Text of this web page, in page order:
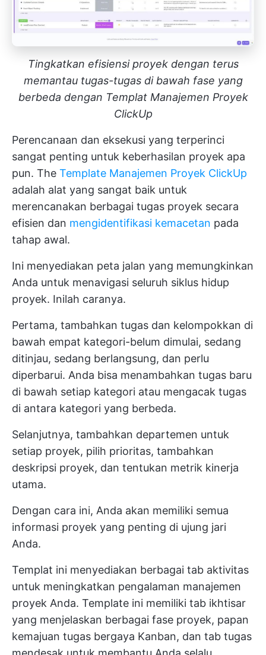
Tingkatkan efisiensi proyek dengan terus
memantau tugas-tugas di bawah fase yang
berbeda dengan Templat Manajemen Proyek
ClickUp
Perencanaan dan eksekusi yang terperinci
sangat penting untuk keberhasilan proyek apa
pun. The Template Manajemen Proyek ClickUp
adalah alat yang sangat baik untuk
merencanakan berbagai tugas proyek secara
efisien dan mengidentifikasi kemacetan pada
tahap awal.
Ini menyediakan peta jalan yang memungkinkan
Anda untuk menavigasi seluruh siklus hidup
proyek. Inilah caranya.
Pertama, tambahkan tugas dan kelompokkan di
bawah empat kategori-belum dimulai, sedang
ditinjau, sedang berlangsung, dan perlu
diperbarui. Anda bisa menambahkan tugas baru
di bawah setiap kategori atau mengacak tugas
di antara kategori yang berbeda.
Selanjutnya, tambahkan departemen untuk
setiap proyek, pilih prioritas, tambahkan
deskripsi proyek, dan tentukan metrik kinerja
utama.
Dengan cara ini, Anda akan memiliki semua
informasi proyek yang penting di ujung jari
Anda.
Templat ini menyediakan berbagai tab aktivitas
untuk meningkatkan pengalaman manajemen
proyek Anda. Template ini memiliki tab ikhtisar
yang menjelaskan berbagai fase proyek, papan
kemajuan tugas bergaya Kanban, dan tab tugas